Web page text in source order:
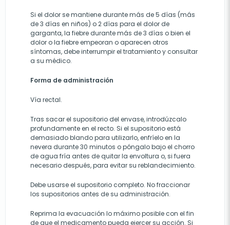
Si el dolor se mantiene durante más de 5 días (más
de 3 días en niños) o 2 días para el dolor de
garganta, la fiebre durante más de 3 días o bien el
dolor o la fiebre empeoran o aparecen otros
síntomas, debe interrumpir el tratamiento y consultar
a su médico.
Forma de administración
Vía rectal.
Tras sacar el supositorio del envase, introdúzcalo
profundamente en el recto. Si el supositorio está
demasiado blando para utilizarlo, enfríelo en la
nevera durante 30 minutos o póngalo bajo el chorro
de agua fría antes de quitar la envoltura o, si fuera
necesario después, para evitar su reblandecimiento.
Debe usarse el supositorio completo. No fraccionar
los supositorios antes de su administración.
Reprima la evacuación lo máximo posible con el fin
de que el medicamento pueda ejercer su acción. Si